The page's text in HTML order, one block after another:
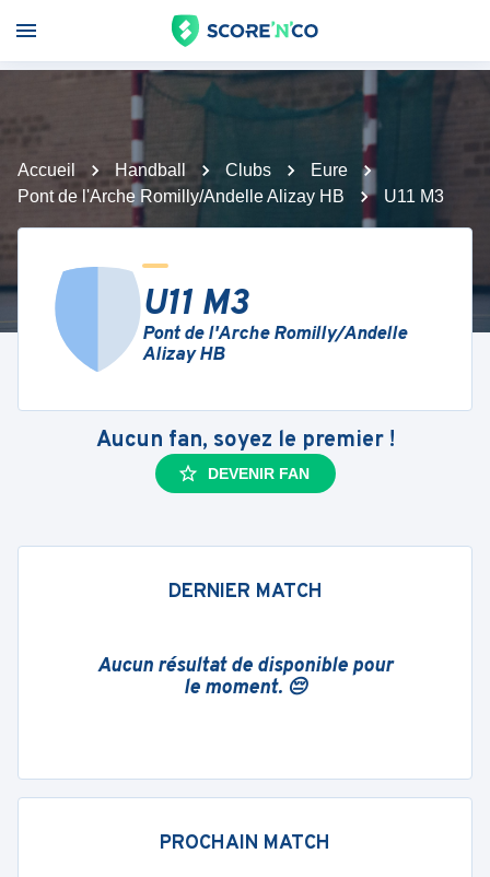
Accueil Handball Clubs
Eure
Pont de l'Arche Romilly/Andelle Alizay HB
U11 M3
U11 M3
Pont de l'Arche Romilly/Andelle
Alizay HB
Aucun fan, soyez le premier !
DEVENIR FAN
DERNIER MATCH
Aucun résultat de disponible pour
le moment. 😔
PROCHAIN MATCH